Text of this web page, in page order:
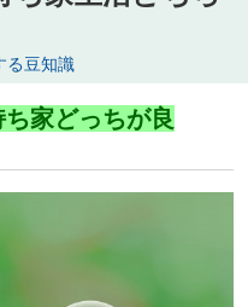
る豆知識
家どっちが良